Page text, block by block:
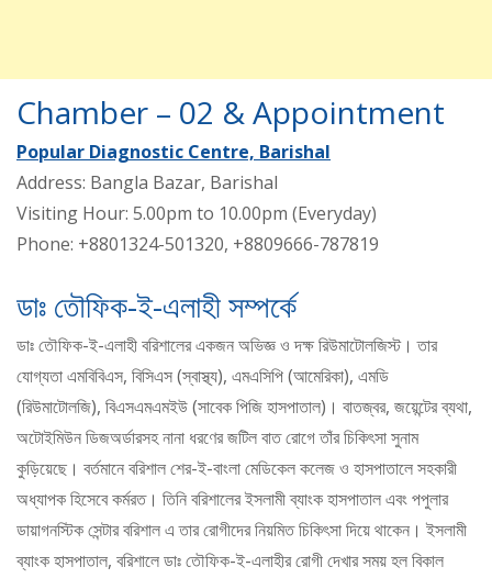
Chamber – 02 & Appointment
Popular Diagnostic Centre, Barishal
Address: Bangla Bazar, Barishal
Visiting Hour: 5.00pm to 10.00pm (Everyday)
Phone: +8801324-501320, +8809666-787819
ডাঃ তৌফিক-ই-এলাহী সম্পর্কে
ডাঃ তৌফিক-ই-এলাহী বরিশালের একজন অভিজ্ঞ ও দক্ষ রিউমাটোলজিস্ট। তার
যোগ্যতা এমবিবিএস, বিসিএস (স্বাস্থ্য), এমএসিপি (আমেরিকা), এমডি
(রিউমাটোলজি), বিএসএমএমইউ (সাবেক পিজি হাসপাতাল)। বাতজ্বর, জয়েন্টের ব্যথা,
অটোইমিউন ডিজঅর্ডারসহ নানা ধরণের জটিল বাত রোগে তাঁর চিকিৎসা সুনাম
কুড়িয়েছে। বর্তমানে বরিশাল শের-ই-বাংলা মেডিকেল কলেজ ও হাসপাতালে সহকারী
অধ্যাপক হিসেবে কর্মরত। তিনি বরিশালের ইসলামী ব্যাংক হাসপাতাল এবং পপুলার
ডায়াগনস্টিক সেন্টার বরিশাল এ তার রোগীদের নিয়মিত চিকিৎসা দিয়ে থাকেন। ইসলামী
ব্যাংক হাসপাতাল, বরিশালে ডাঃ তৌফিক-ই-এলাহীর রোগী দেখার সময় হল বিকাল